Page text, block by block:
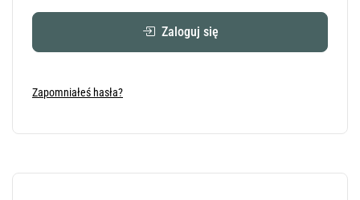
Zaloguj się
Zapomniałeś hasła?